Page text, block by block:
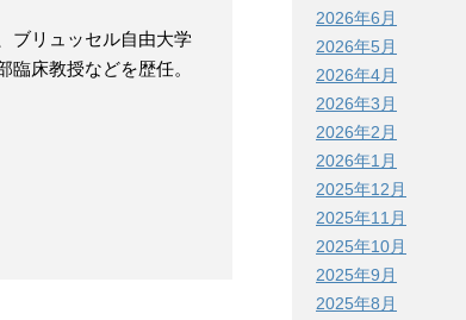
ブリュッセル自由大学
床教授などを歴任。
2026年6月
2026年5月
2026年4月
2026年3月
2026年2月
2026年1月
2025年12月
2025年11月
2025年10月
2025年9月
2025年8月